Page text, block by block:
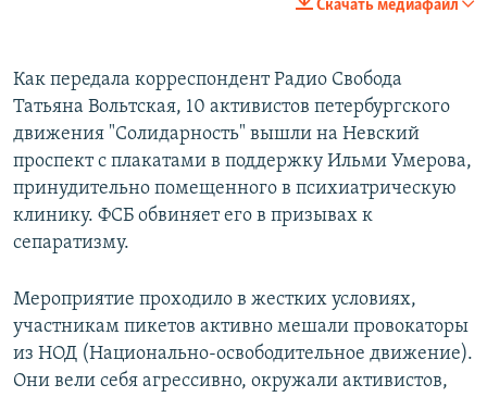
Скачать медиафайл
Как передала корреспондент Радио Свобода
Татьяна Вольтская, 10 активистов петербургского
движения "Солидарность" вышли на Невский
проспект с плакатами в поддержку Ильми Умерова,
принудительно помещенного в психиатрическую
клинику. ФСБ обвиняет его в призывах к
сепаратизму.
Мероприятие проходило в жестких условиях,
участникам пикетов активно мешали провокаторы
из НОД (Национально-освободительное движение).
Они вели себя агрессивно, окружали активистов,